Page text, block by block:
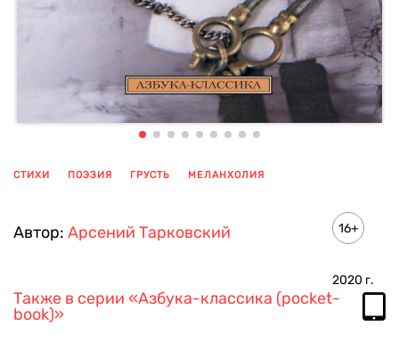
СТИХИ ПОЭЗИЯ ГРУСТЬ МЕЛАНХОЛИЯ
Автор: Арсений Тарковский 16+
2020 г.
Также в серии «Азбука-классика (pocket-
book)»